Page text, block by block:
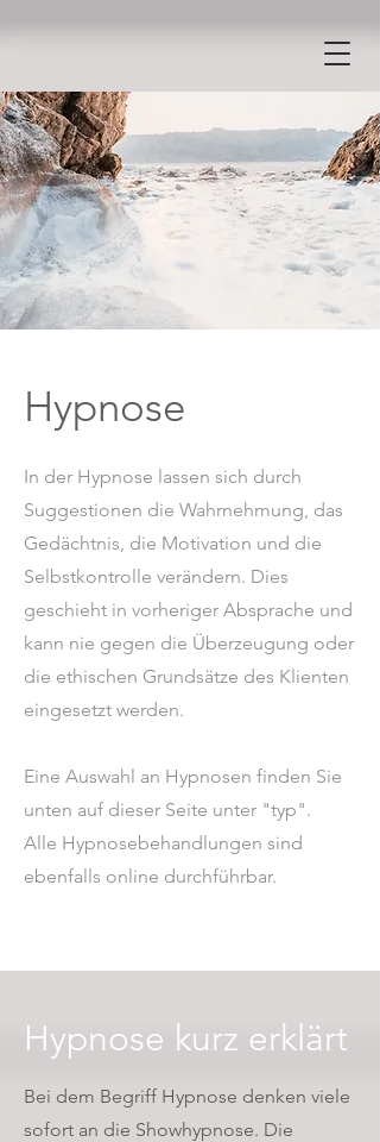
Hypnose
In der Hypnose lassen sich durch
Suggestionen die Wahrnehmung, das
Gedächtnis, die Motivation und die
Selbstkontrolle verändern. Dies
geschieht in vorheriger Absprache und
kann nie gegen die Überzeugung oder
die ethischen Grundsätze des Klienten
eingesetzt werden.​
Eine Auswahl an Hypnosen finden Sie
unten auf dieser Seite unter "typ".
Alle Hypnosebehandlungen sind
ebenfalls online durchführbar.
Hypnose kurz erklärt
Bei dem Begriff Hypnose denken viele
sofort an die Showhypnose. Die